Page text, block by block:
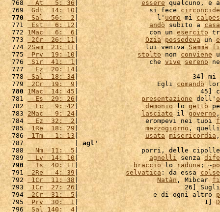
  768
  At   5: 36
| essere qualcuno,
  769
Gdt  14: 10 |                  si fece
  770
Sal  56:  2 |                    l' uomo mi
  771
Est   6: 12 | andò subito a casa
  772
1Mac   6:  6|                  con un esercito
  773
2Cr  26: 11 | Ozia possedeva un
  774
2Sam  23: 11 |                 lui veniva Sammà
  775
Prv  19: 10 | stolto non conviene
  776
Sir  41:  1 |                  che vive sereno
  777
  Ez  20: 14
|
  778
Sal  18: 34 |                             34] mi
  779
2Cr  19:  9 |                    Egli comandò
  780
1Mac  14: 45 |                               45]
  781
  Es  29: 26
| presentazione dell'
  782
  Lc   9: 42
| demonio lo gettò
  783
2Mac   9: 24| lasciato il governo
  784
  Ez  32:  2
|                 erompevi nei tuoi
  785
1Re  18: 29 | mezzogiorno ,
  786
1Tm   1: 13 | usata misericordia
  787             |
agl'
  788
  Nm  11:  5
|                porri, delle
  789
  Lv  14: 10
| agnelli senza
  790
  Is  40: 11
| braccio lo raduna ; ~
  791
2Re   4: 39 | selvatica : da essa colse
  792
1Cr  11: 38 | Natàn , Mibcar
  793
1Cr  27: 26 |                           26]
  794
2Cr  31:  5 |                   e di ogni altro
  795
Prv  30:  1 |                                1]
  796
Sal 140:  4 |